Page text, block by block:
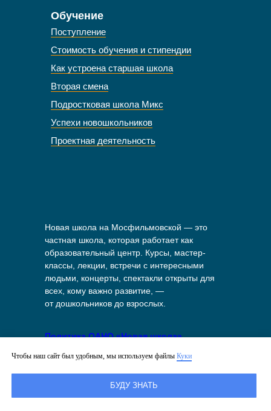
Новая школа на Мосфильмовской — это
частная школа, которая работает как
образовательный центр. Курсы, мастер-
классы, лекции, встречи с интересными
людьми, концерты, спектакли открыты для
всех, кому важно развитие, —
от дошкольников до взрослых.
Обучение
Поступление
Стоимость обучения и стипендии
Как устроена старшая школа
Вторая смена
Подростковая школа Микс
Успехи новошкольников
Проектная деятельность
Политика ОАНО «Новая школа»
данных
Политика в отношении файлов куки
на сайте
Чтобы наш сайт был удобным, мы используем файлы Куки
БУДУ ЗНАТЬ